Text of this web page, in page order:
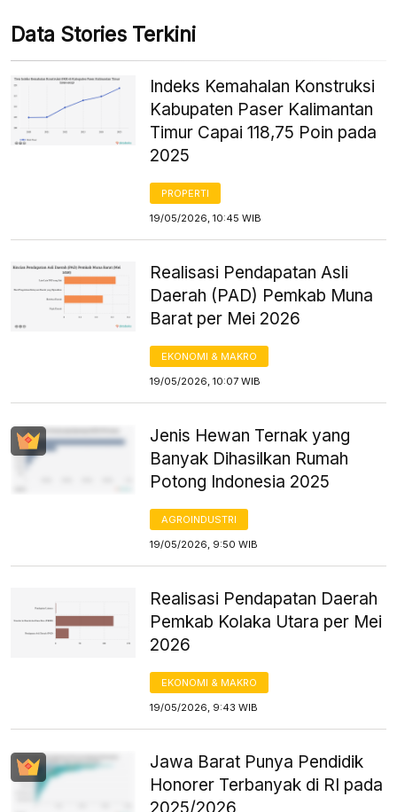
Data Stories Terkini
Indeks Kemahalan Konstruksi
Kabupaten Paser Kalimantan
Timur Capai 118,75 Poin pada
2025
PROPERTI
19/05/2026, 10:45 WIB
Realisasi Pendapatan Asli
Daerah (PAD) Pemkab Muna
Barat per Mei 2026
EKONOMI & MAKRO
19/05/2026, 10:07 WIB
Jenis Hewan Ternak yang
Banyak Dihasilkan Rumah
Potong Indonesia 2025
AGROINDUSTRI
19/05/2026, 9:50 WIB
Realisasi Pendapatan Daerah
Pemkab Kolaka Utara per Mei
2026
EKONOMI & MAKRO
19/05/2026, 9:43 WIB
Jawa Barat Punya Pendidik
Honorer Terbanyak di RI pada
2025/2026